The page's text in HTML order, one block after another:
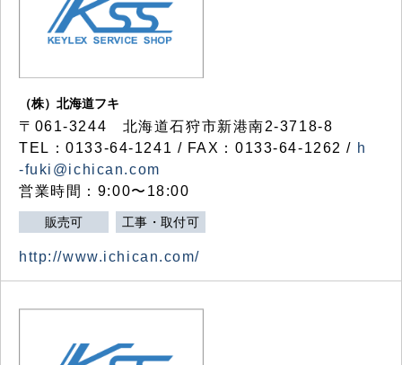
（株）北海道フキ
〒061-3244 北海道石狩市新港南2-3718-8
TEL：0133-64-1241 / FAX：0133-64-1262 / h
-fuki@ichican.com
営業時間：9:00〜18:00
販売可 工事・取付可
http://www.ichican.com/